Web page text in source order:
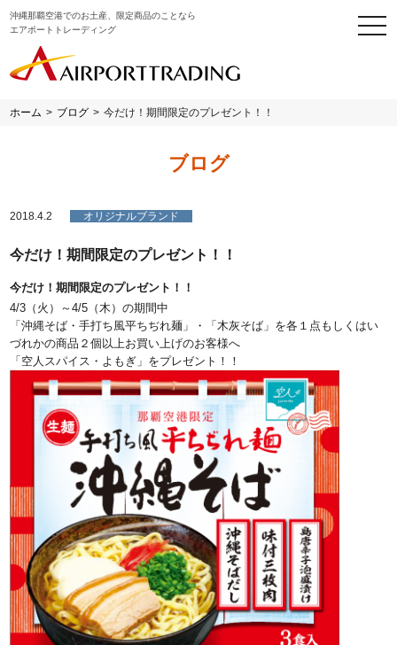
沖縄那覇空港でのお土産、限定商品のことなら
エアポートトレーディング
ホーム > ブログ > 今だけ！期間限定のプレゼント！！
ブログ
2018.4.2 オリジナルブランド
今だけ！期間限定のプレゼント！！
今だけ！期間限定のプレゼント！！
4/3（火）～4/5（木）の期間中
「沖縄そば・手打ち風平ちぢれ麺」・「木灰そば」を各１点もしくはい
づれかの商品２個以上お買い上げのお客様へ
「空人スパイス・よもぎ」をプレゼント！！